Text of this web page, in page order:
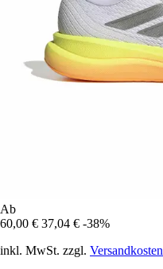
Ab
60,00 € 37,04 € -38%
inkl. MwSt. zzgl. Versandkosten